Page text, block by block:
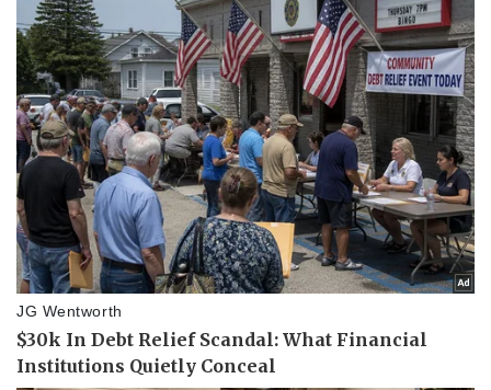
Sức khỏe
Dinh dưỡng - món ngon
Cây thuốc
Sản phụ khoa
Nhi khoa
Nam khoa
Làm đẹp - giảm cân
Phòng mạch online
Ăn sạch sống khỏe
Đời sống
Nhà đẹp
Blog
Tình yêu - Gia đình